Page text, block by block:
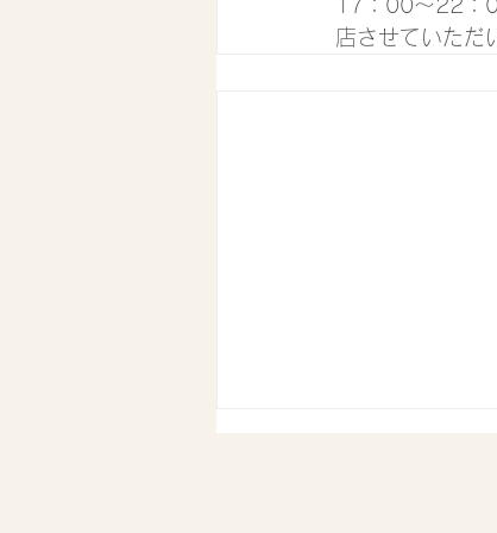
17：00〜22：
店させていただ